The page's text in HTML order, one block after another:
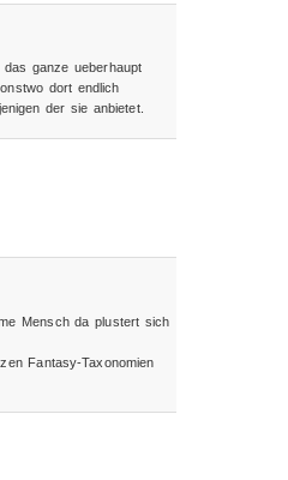
ganze ueberhaupt
dort endlich
der sie anbietet.
Mensch da plustert sich
Fantasy-Taxonomien